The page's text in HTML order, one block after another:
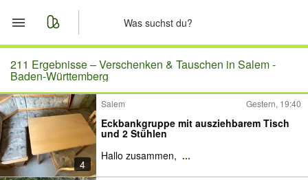
Start
Merkliste
Nachrichten
Anzeige aufgeben
211 Ergebnisse –Verschenken & Tauschen in Salem -
Baden-Württemberg
4
Salem Gestern, 19:40
Eckbankgruppe mit ausziehbarem Tisch
und 2 Stühlen
Hallo zusammen, ...